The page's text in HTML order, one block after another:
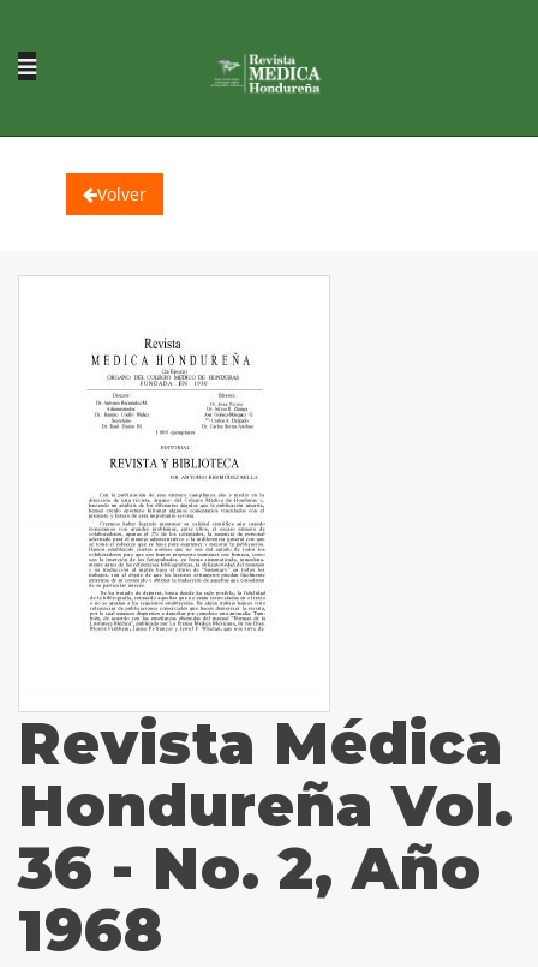
Volver
Revista Médica
Hondureña Vol.
36 - No. 2, Año
1968